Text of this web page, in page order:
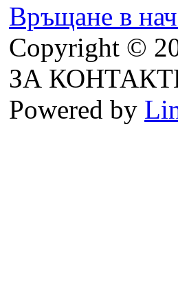
Връщане в
Copyright ©
ЗА
Powered by